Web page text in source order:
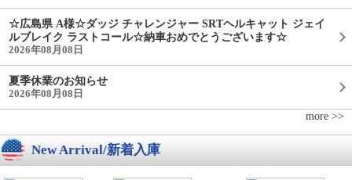
☆広島県 A様☆ダッジ チャレンジャー SRTヘルキャット ジェイ
ルブレイク ラストコール☆納車おめでとうございます☆
2026年08月08日
夏季休業のお知らせ
2026年08月08日
more >>
New Arrival/新着入庫